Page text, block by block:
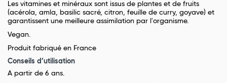
Les vitamines et minéraux sont issus de plantes et de fruits
(acérola, amla, basilic sacré, citron, feuille de curry, goyave) et
garantissent une meilleure assimilation par l'organisme.
Vegan.
Produit fabriqué en France
Conseils d’utilisation
A partir de 6 ans.